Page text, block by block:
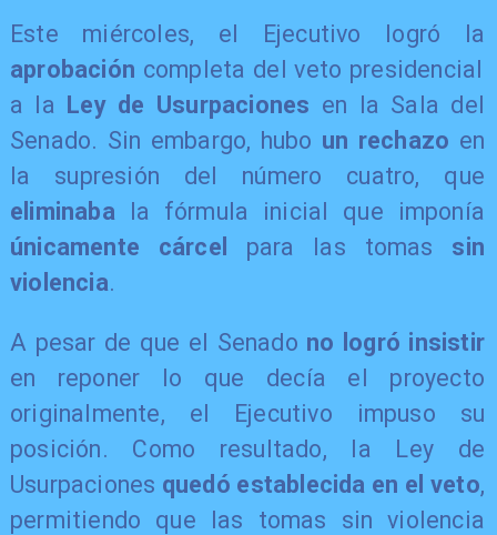
Este miércoles, el Ejecutivo logró la
aprobación completa del veto presidencial
a la Ley de Usurpaciones en la Sala del
Senado. Sin embargo, hubo un rechazo en
la supresión del número cuatro, que
eliminabala fórmula inicial que imponía
únicamente cárcel para las tomas sin
violencia.
A pesar de que el Senado no logró insistir
en reponer lo que decía el proyecto
originalmente, el Ejecutivo impuso su
posición. Como resultado, la Ley de
Usurpaciones quedó establecida en el veto,
permitiendo que las tomas sin violencia